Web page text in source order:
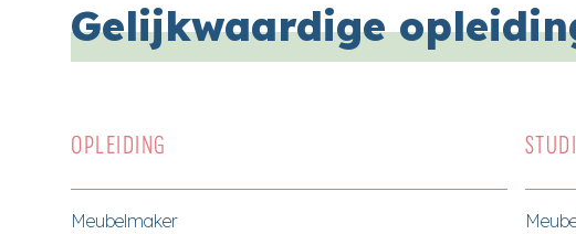
Gelijkwaardige
OPLEIDING
Meubelmaker